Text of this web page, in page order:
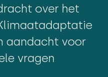
over het
aandacht voor
vragen